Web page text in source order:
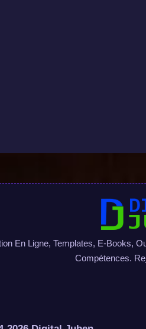
En Ligne, Templates, E-Books,
Compétences.